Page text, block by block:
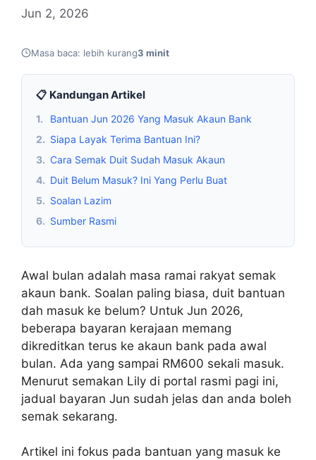
Jun 2, 2026
Masa baca: lebih kurang3 minit
📋 Kandungan Artikel
1.
Bantuan Jun 2026 Yang Masuk Akaun Bank
2. Siapa Layak Terima Bantuan Ini?
3. Cara Semak Duit Sudah Masuk Akaun
4. Duit Belum Masuk? Ini Yang Perlu Buat
5. Soalan Lazim
6. Sumber Rasmi
Awal bulan adalah masa ramai rakyat semak
akaun bank. Soalan paling biasa, duit bantuan
dah masuk ke belum? Untuk Jun 2026,
beberapa bayaran kerajaan memang
dikreditkan terus ke akaun bank pada awal
bulan. Ada yang sampai RM600 sekali masuk.
Menurut semakan Lily di portal rasmi pagi ini,
jadual bayaran Jun sudah jelas dan anda boleh
semak sekarang.
Artikel ini fokus pada bantuan yang masuk ke